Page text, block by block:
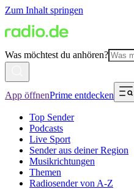
Zum Inhalt springen
Was möchtest du anhören?
App öffnenPrime entdecken
Top Sender
Podcasts
Live Sport
Sender aus deiner Region
Musikrichtungen
Themen
Radiosender von A-Z